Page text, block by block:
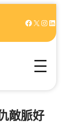
Facebook X Instagram LinkedIn
敵脈好